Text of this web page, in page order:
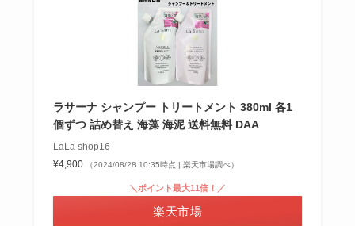
ラサーナ シャンプー トリートメント 380ml 各1
個ずつ 詰め替え 海藻 海泥 送料無料 DAA
LaLa shop16
¥4,900
（2024/08/28 10:35時点 | 楽天市場調べ）
＼ポイント最大11倍！／
楽天市場